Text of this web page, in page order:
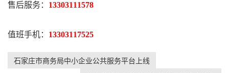
售后服务： 13303111578
值班手机： 13303117525
石家庄市商务局中小企业公共服务平台上线